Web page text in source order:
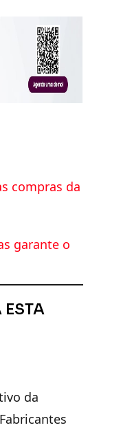
compras da
garante o
da